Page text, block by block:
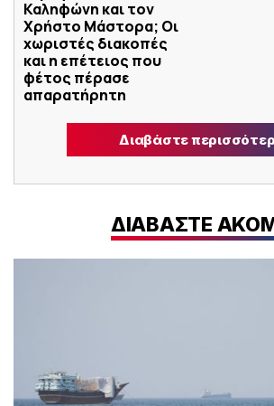
Καληφώνη και τον
Χρήστο Μάστορα; Οι
χωριστές διακοπές
και η επέτειος που
φέτος πέρασε
απαρατήρητη
Διαβάστε
ΔΙΑΒΑΣΤΕ